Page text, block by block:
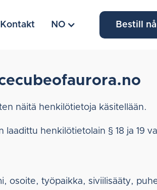
Kontakt NO Bestill nå
näitä henkilötietoja käsitellään.
henkilötietolain § 18 ja 19
osoite, työpaikka, siviilisääty,